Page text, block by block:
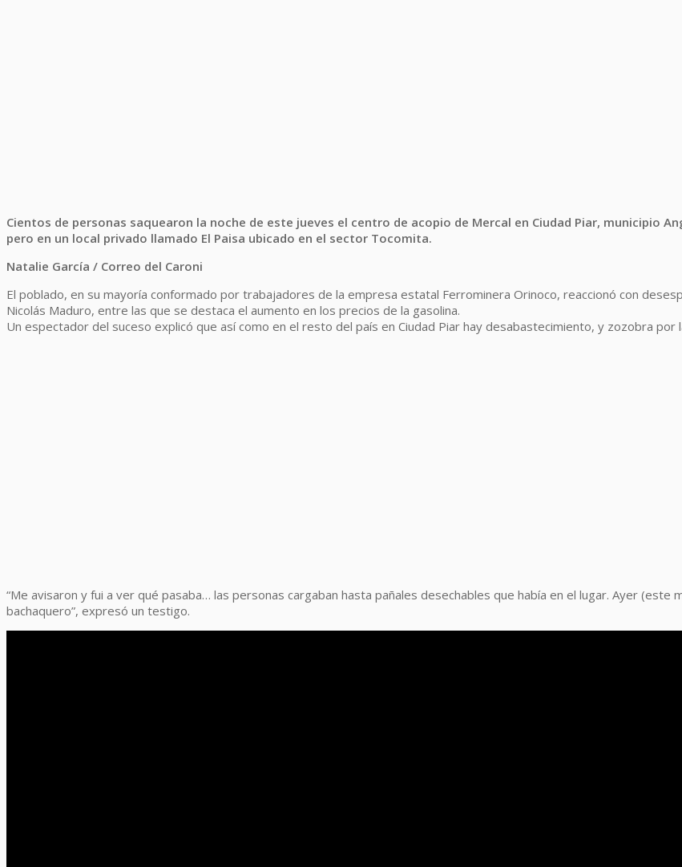
Cientos de personas saquearon la noche de este jueves el centro de acopio de Mercal en Ciudad Piar, municipio
pero en un local privado llamado El Paisa ubicado en el sector Tocomita.
Natalie García / Correo del Caroni
El poblado, en su mayoría conformado por trabajadores de la empresa estatal Ferrominera Orinoco, reaccionó con
Nicolás Maduro, entre las que se destaca el aumento en los precios de la gasolina.
Un espectador del suceso explicó que así como en el resto del país en Ciudad Piar hay desabastecimiento, y zozobra por
“Me avisaron y fui a ver qué pasaba… las personas cargaban hasta pañales desechables que había en el lugar. Ayer
bachaquero”, expresó un testigo.